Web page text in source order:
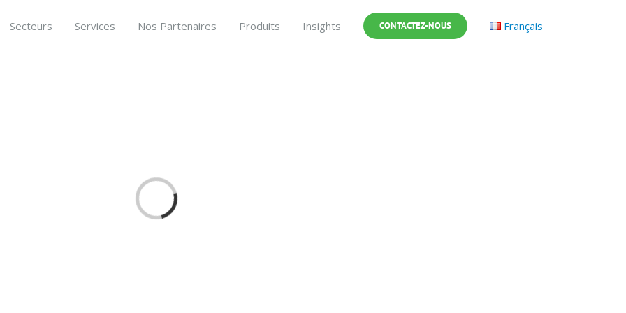
Secteurs Services Nos Partenaires Produits Insights CONTACTEZ-NOUS Français
Loading...